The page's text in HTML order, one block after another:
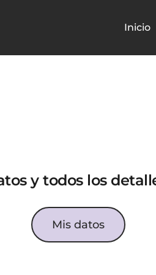
Inicio
y todos los
Mis datos